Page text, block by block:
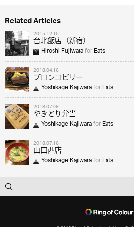
Related Articles
2015.12.15
台北飯店（新宿）
Hiroshi FujiwaraforEats
2018.04.16
ブロンコビリー
Yoshikage KajiwaraforEats
2018.07.09
やきとり弁当
Yoshikage KajiwaraforEats
2018.07.16
山口西店
Yoshikage KajiwaraforEats